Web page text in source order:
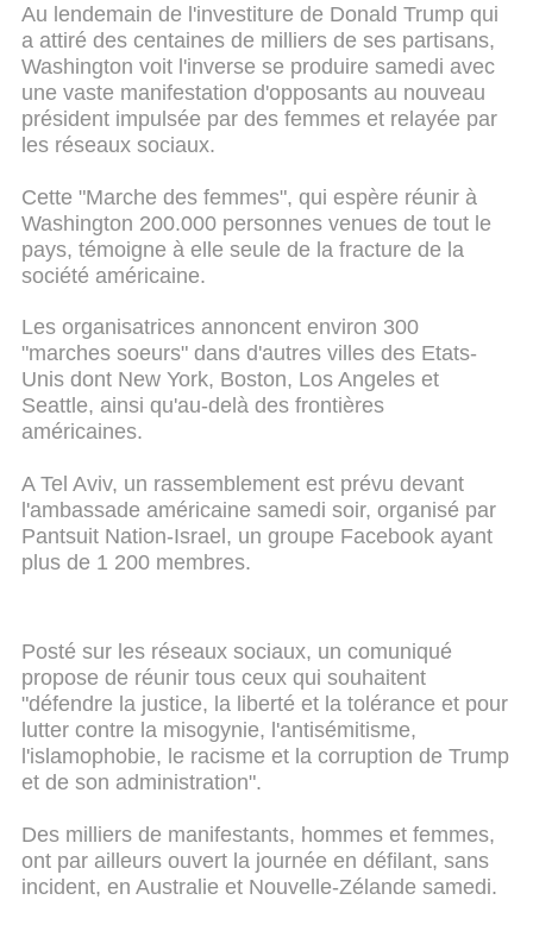
Au lendemain de l'investiture de Donald Trump qui
a attiré des centaines de milliers de ses partisans,
Washington voit l'inverse se produire samedi avec
une vaste manifestation d'opposants au nouveau
président impulsée par des femmes et relayée par
les réseaux sociaux.
Cette "Marche des femmes", qui espère réunir à
Washington 200.000 personnes venues de tout le
pays, témoigne à elle seule de la fracture de la
société américaine.
Les organisatrices annoncent environ 300
"marches soeurs" dans d'autres villes des Etats-
Unis dont New York, Boston, Los Angeles et
Seattle, ainsi qu'au-delà des frontières
américaines.
A Tel Aviv, un rassemblement est prévu devant
l'ambassade américaine samedi soir, organisé par
Pantsuit Nation-Israel, un groupe Facebook ayant
plus de 1 200 membres.
Posté sur les réseaux sociaux, un comuniqué
propose de réunir tous ceux qui souhaitent
"défendre la justice, la liberté et la tolérance et pour
lutter contre la misogynie, l'antisémitisme,
l'islamophobie, le racisme et la corruption de Trump
et de son administration".
Des milliers de manifestants, hommes et femmes,
ont par ailleurs ouvert la journée en défilant, sans
incident, en Australie et Nouvelle-Zélande samedi.